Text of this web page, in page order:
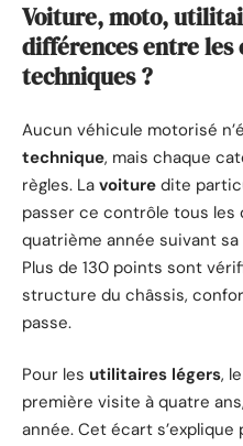
Voiture, moto,
différences entre les
techniques ?
Aucun véhicule motorisé
technique, mais chaque
règles. La voiture dite
passer ce contrôle tous les
quatrième année suivant
Plus de 130 points sont
structure du châssis,
passe.
Pour les utilitaires légers,
première visite à quatre
année. Cet écart s’explique